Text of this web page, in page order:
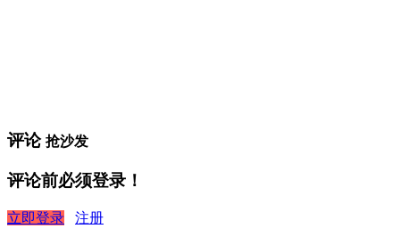
评论 抢沙发
评论前必须登录！
立即登录 注册